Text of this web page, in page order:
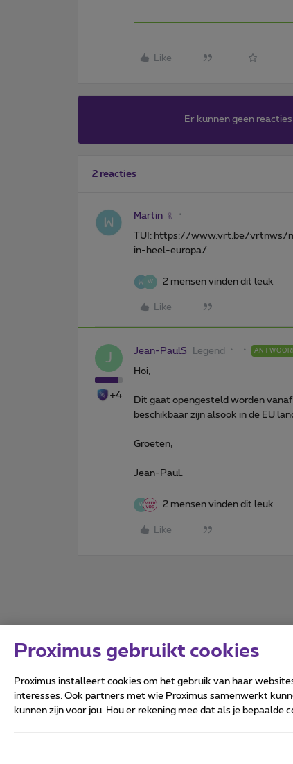
Like
Er kunnen geen
2 reacties
Martin
TUI: https://www.vrt.be/vrtnws/
in-heel-europa/
W 2 mensen vinden dit leuk
Like
J
+4
Jean-PaulS Legend
Hoi,
Dit gaat opengesteld worden
beschikbaar zijn alsook in de EU
Groeten,
Jean-Paul.
W 2 mensen vinden dit leuk
Like
Alle rechten
Proximus gebruikt cookies
Proximus installeert cookies om het gebruik van haar
interesses. Ook partners met wie Proximus samenwerkt
kunnen zijn voor jou. Hou er rekening mee dat als je